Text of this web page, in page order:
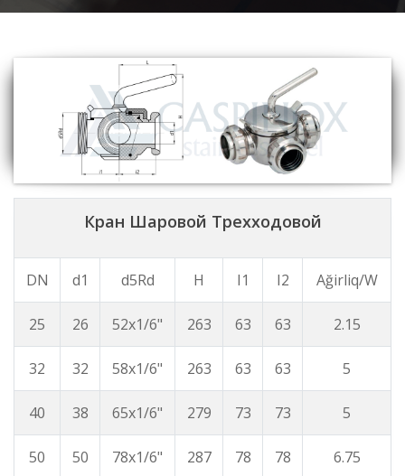
Кран Шаровой Трехходовой
DN d1 d5Rd H I1 I2 Ağirliq/W
25 26 52x1/6" 263 63 63 2.15
32 32 58x1/6" 263 63 63 5
40 38 65x1/6" 279 73 73 5
50 50 78x1/6" 287 78 78 6.75